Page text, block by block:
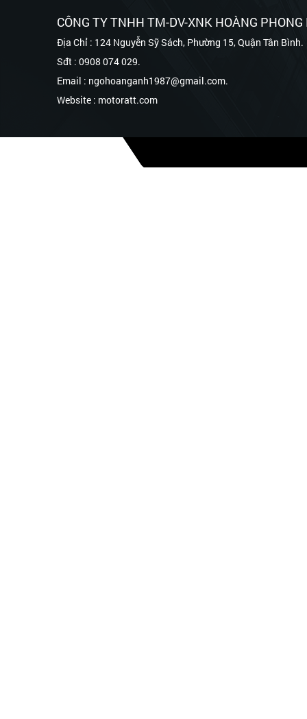
CÔNG TY TNHH TM-DV-XNK HOÀNG
Địa Chỉ : 124 Nguyễn Sỹ Sách, Phường 15, Quận Tân Bình.
Sđt : 0908 074 029.
Email : ngohoanganh1987@gmail.com.
Website : motoratt.com